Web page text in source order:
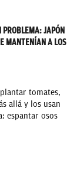
PROBLEMA: JAPÓN
MANTENÍAN A LOS
tomates,
allá y los usan
espantar osos